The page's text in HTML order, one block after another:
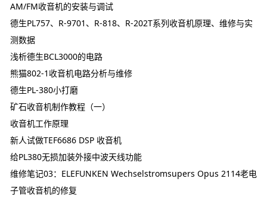
AM/FM收音机的安装与调试
德生PL757、R-9701、R-818、R-202T系列收音机原理、维修与实
测数据
浅析德生BCL3000的电路
熊猫802-1收音机电路分析与维修
德生PL-380小打磨
矿石收音机制作教程（一）
收音机工作原理
新人试做TEF6686 DSP 收音机
给PL380无损加装外接中波天线功能
维修笔记03：ELEFUNKEN Wechselstromsupers Opus 2114老电
子管收音机的修复